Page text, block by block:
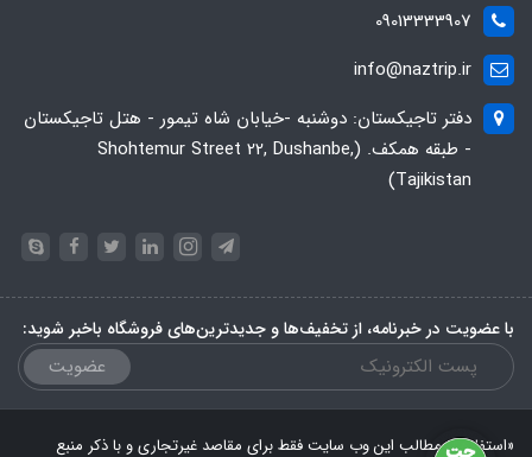
09013333907
info@naztrip.ir
دفتر تاجیکستان: دوشنبه -خیابان شاه تیمور - هتل تاجیکستان
- طبقه همکف. (Shohtemur Street 22, Dushanbe,
Tajikistan)
با عضویت در خبرنامه، از تخفیف‌ها و جدیدترین‌های فروشگاه باخبر شوید:
عضویت
«استفاده از مطالب این وب سایت فقط برای مقاصد غیرتجاری و با ذکر منبع